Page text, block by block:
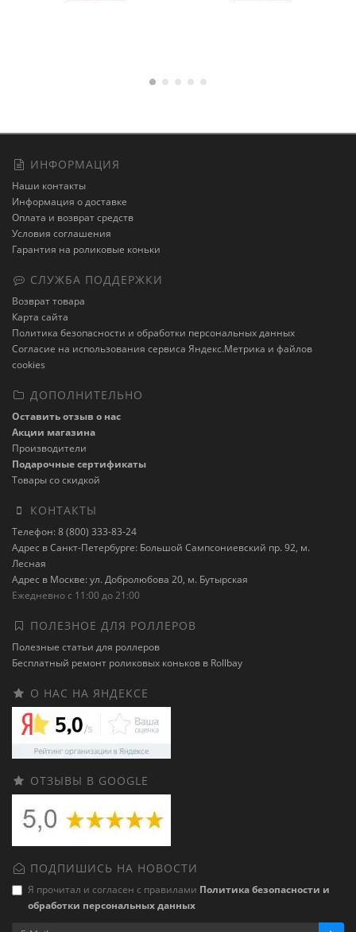
ИНФОРМАЦИЯ
Наши контакты
Информация о доставке
Оплата и возврат средств
Условия соглашения
Гарантия на роликовые коньки
СЛУЖБА ПОДДЕРЖКИ
Возврат товара
Карта сайта
Политика безопасности и обработки персональных данных
Cогласие на использования сервиса Яндекс.Метрика и файлов
cookies
ДОПОЛНИТЕЛЬНО
Оставить отзыв о нас
Акции магазина
Производители
Подарочные сертификаты
Товары со скидкой
КОНТАКТЫ
Телефон: 8 (800) 333-83-24
Адрес в Санкт-Петербурге: Большой Сампсониевский пр. 92, м.
Лесная
Адрес в Москве: ул. Добролюбова 20, м. Бутырская
Ежедневно с 11:00 до 21:00
ПОЛЕЗНОЕ ДЛЯ РОЛЛЕРОВ
Полезные статьи для роллеров
Бесплатный ремонт роликовых коньков в Rollbay
О НАС НА ЯНДЕКСЕ
ОТЗЫВЫ В GOOGLE
ПОДПИШИСЬ НА НОВОСТИ
Я прочитал и согласен с правилами Политика безопасности и
обработки персональных данных